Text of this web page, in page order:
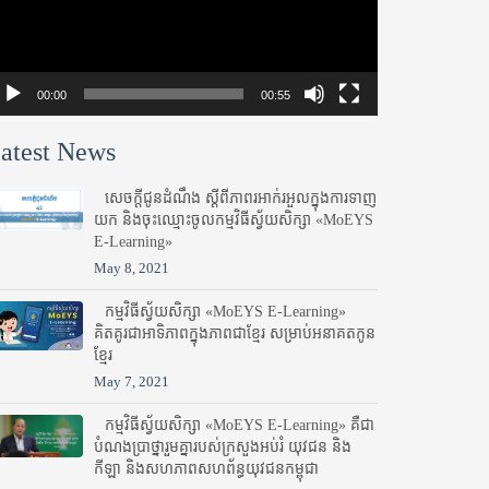
00:00 00:55
News
សេចក្តីជូនដំណឹង ស្តី​ពីភាព​រអាក់រអួល​ក្នុងការ​ទាញ​
យក និង​ចុះ​ឈ្មោះ​ចូល​កម្មវិធី​ស្វ័យសិក្សា «MoEYS
E-Learning»
May 8, 2021
កម្មវិធីស្វ័យសិក្សា «MoEYS E-Learning»
គិតគូរជាអាទិភាពក្នុងភាពជាខ្មែរ សម្រាប់អនាគតកូន
ខ្មែរ
May 7, 2021
កម្មវិធីស្វ័យសិក្សា «MoEYS E-Learning» គឺជា
បំណងប្រាថ្នារួមគ្នារបស់ក្រសួងអប់រំ​ យុវជន និង
កីឡា និងសហភាពសហព័ន្ធយុវជនកម្ពុជា